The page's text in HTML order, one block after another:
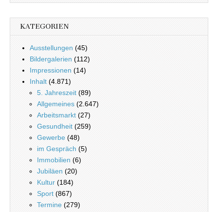
KATEGORIEN
Ausstellungen (45)
Bildergalerien (112)
Impressionen (14)
Inhalt (4.871)
5. Jahreszeit (89)
Allgemeines (2.647)
Arbeitsmarkt (27)
Gesundheit (259)
Gewerbe (48)
im Gespräch (5)
Immobilien (6)
Jubiläen (20)
Kultur (184)
Sport (867)
Termine (279)